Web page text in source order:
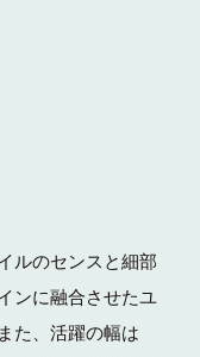
ルのセンスと細部
ンに融合させたユ
た、活躍の幅は